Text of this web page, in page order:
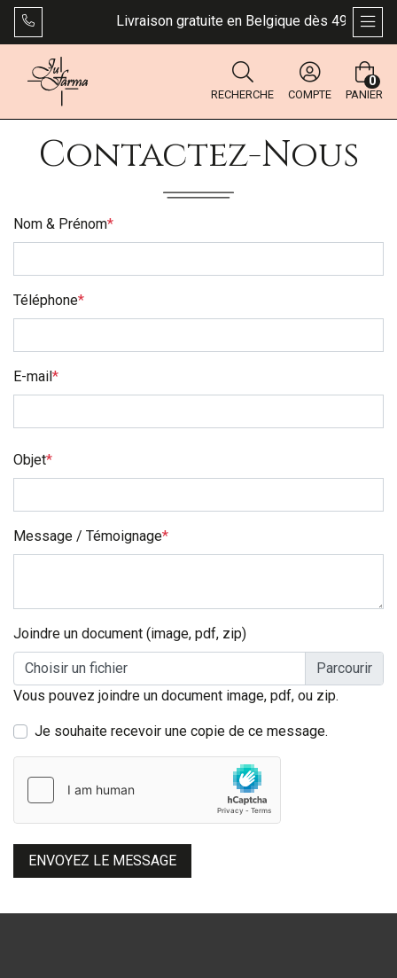
Livraison gratuite en Belgique dès 49 €.
RECHERCHE COMPTE PANIER
0
Contactez-Nous
Nom & Prénom*
Téléphone*
E-mail *
Objet*
Message / Témoignage*
Joindre un document (image, pdf, zip)
Choisir un fichier
Vous pouvez joindre un document image, pdf, ou zip.
Je souhaite recevoir une copie de ce message.